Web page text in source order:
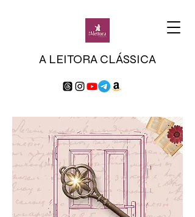
A LEITORA CLÁSSICA